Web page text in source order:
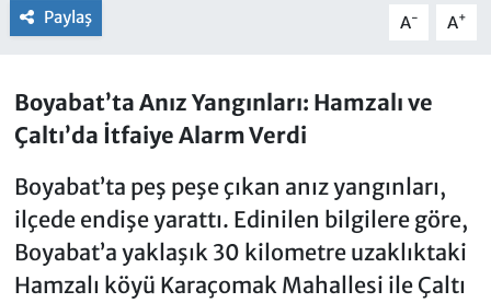
Paylaş A- A+
Boyabat’ta Anız Yangınları: Hamzalı ve
Çaltı’da İtfaiye Alarm Verdi
Boyabat’ta peş peşe çıkan anız yangınları,
ilçede endişe yarattı. Edinilen bilgilere göre,
Boyabat’a yaklaşık 30 kilometre uzaklıktaki
Hamzalı köyü Karaçomak Mahallesi ile Çaltı